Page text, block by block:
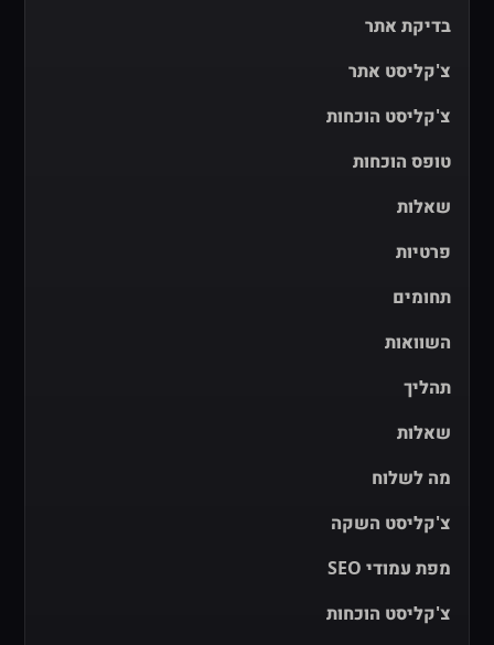
בדיקת אתר
צ'קליסט אתר
צ'קליסט הוכחות
טופס הוכחות
שאלות
פרטיות
תחומים
השוואות
תהליך
שאלות
מה לשלוח
צ'קליסט השקה
מפת עמודי SEO
צ'קליסט הוכחות